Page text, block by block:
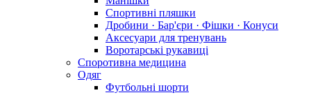
Спортивні пляшки
Дробини · Бар'єри · Фішки · Конуси
Аксесуари для тренувань
Воротарські рукавиці
Споротивна медицина
Одяг
Футбольні шорти